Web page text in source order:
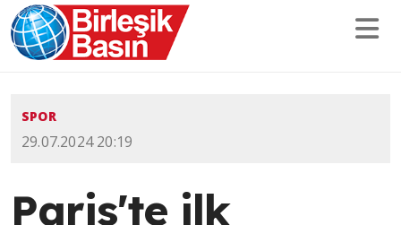
SPOR
29.07.2024 20:19
Paris'te ilk